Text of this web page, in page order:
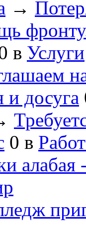
→
в Услуги
и досуга
0 в
алабая